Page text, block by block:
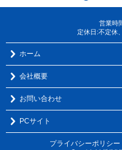
営業時
定休日:不定休
ホーム
会社概要
お問い合わせ
PCサイト
プライバシーポリシー